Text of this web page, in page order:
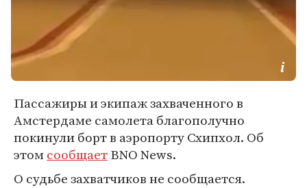
Пассажиры и экипаж захваченного в
Амстердаме самолета благополучно
покинули борт в аэропорту Схипхол. Об
этомсообщаетBNO News.
О судьбе захватчиков не сообщается.